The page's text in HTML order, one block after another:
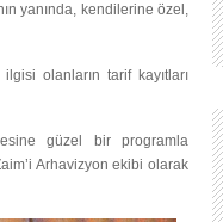
yanında, kendilerine özel,
olanların tarif kayıtları
güzel bir programla
Arhavizyon ekibi olarak